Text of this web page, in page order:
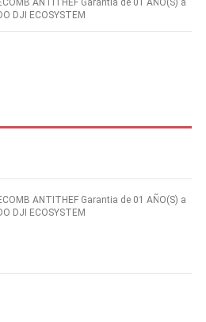
ANTITHEF Garantia de 01 AÑO(S) a
DJI ECOSYSTEM
ANTITHEF Garantia de 01 AÑO(S) a
DJI ECOSYSTEM